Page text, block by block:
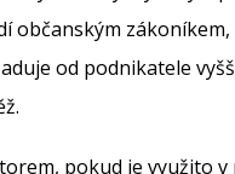
občanským
od podnikatele
pokud je využito v